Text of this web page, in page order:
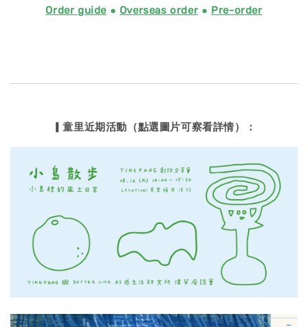
Order guide ● Overseas order● Pre-order
▎童里近期活動（點選圖片可察看詳情）：